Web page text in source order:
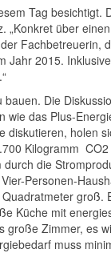
Tag besichtigt.
„Konkret über
Fachbetreuerin,
Jahr 2015.
Die
wie das Plus-
diskutieren, holen
Kilogramm
die
Personen-
groß.
Küche mit
große Zimmer, es
muss